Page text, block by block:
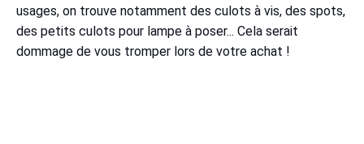
usages, on trouve notamment des culots à vis, des spots,
des petits culots pour lampe à poser... Cela serait
dommage de vous tromper lors de votre achat !